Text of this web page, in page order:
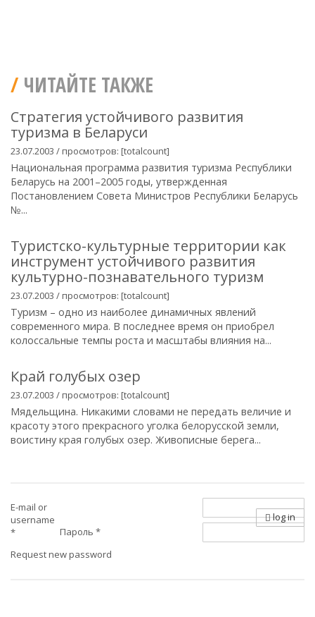
ЧИТАЙТЕ ТАКЖЕ
Стратегия устойчивого развития
туризма в Беларуси
23.07.2003 / просмотров: [totalcount]
Национальная программа развития туризма Республики
Беларусь на 2001–2005 годы, утвержденная
Постановлением Совета Министров Республики Беларусь
№...
Туристско-культурные территории как
инструмент устойчивого развития
культурно-познавательного туризм
23.07.2003 / просмотров: [totalcount]
Туризм – одно из наиболее динамичных явлений
современного мира. В последнее время он приобрел
колоссальные темпы роста и масштабы влияния на...
Край голубых озер
23.07.2003 / просмотров: [totalcount]
Мядельщина. Никакими словами не передать величие и
красоту этого прекрасного уголка белорусской земли,
воистину края голубых озер. Живописные берега...
E-mail or
username
*
Пароль *
Request new password
log in